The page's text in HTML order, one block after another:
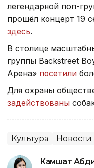
легендарной поп-
прошёл концерт 19
здесь.
В столице
группы Backstreet
Арена» посетили
Для охраны
задействованы
Культура
Камшат